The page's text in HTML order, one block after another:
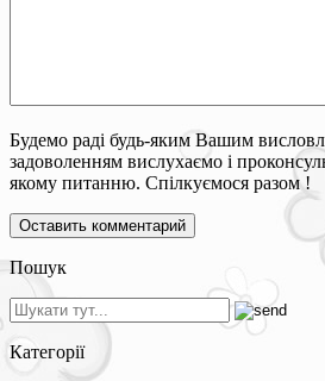
Будемо раді будь-яким Вашим
задоволенням вислухаємо і
якому питанню. Спілкуємося разом !
Пошук
Категорії